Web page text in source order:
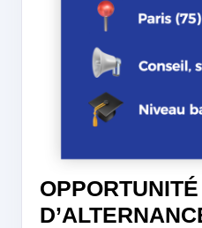
OPPORTUNITÉ